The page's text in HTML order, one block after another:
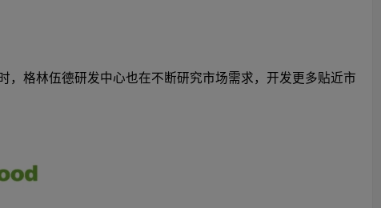
格林伍德研发中心也在不断研究市场需求，开发更多贴近市